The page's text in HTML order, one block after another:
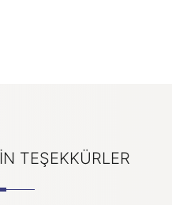
TEŞEKKÜRLER